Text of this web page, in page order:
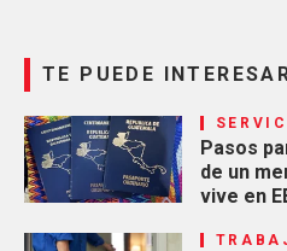
TE PUEDE
Pasos
de un
vive en